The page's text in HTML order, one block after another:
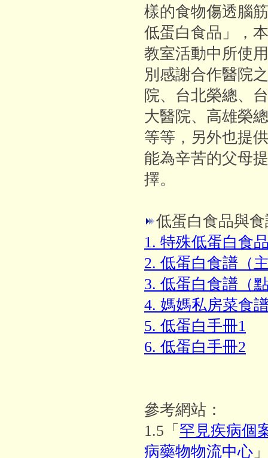
樣的食物傷透腦
低蛋白食品」，
教室活動中所使
別感謝合作醫院
院、台北榮總、
大醫院、高雄榮
等等，另外也提
能為辛苦的父母
擇。
低蛋白食品與
1. 特殊低蛋白食
2. 低蛋白食譜（
3. 低蛋白食譜（
4. 媽媽私房菜食
5. 低蛋白手冊1
6. 低蛋白手冊2
參考網站：
1.5「 罕見疾病個
病藥物物流中心